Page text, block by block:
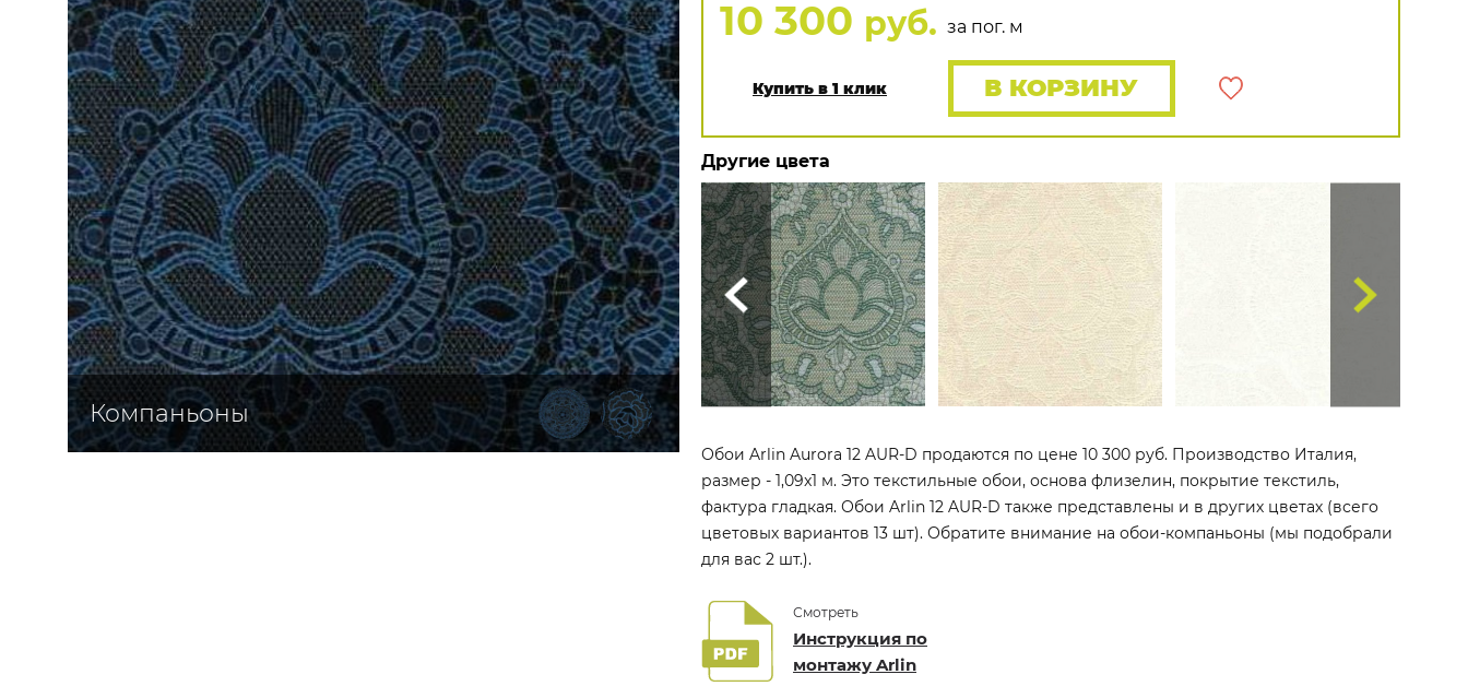
ЦВЕТА
ПОКАЗАТЬ ВСЕ ОБОИ
Компаньоны
10 300 руб. за пог. м
Купить в 1 клик В КОРЗИНУ
Другие цвета
Обои Arlin Aurora 12 AUR-D продаются по цене 10 300 руб. Производство Италия,
размер - 1,09x1 м. Это текстильные обои, основа флизелин, покрытие текстиль,
фактура гладкая. Обои Arlin 12 AUR-D также представлены и в других цветах (всего
цветовых вариантов 13 шт). Обратите внимание на обои-компаньоны (мы подобрали
для вас 2 шт.).
Смотреть
Инструкция по
монтажу Arlin